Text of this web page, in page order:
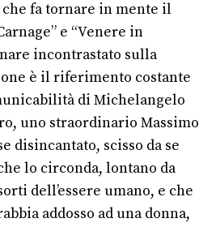
fa tornare in mente il
e “Venere in
incontrastato sulla
è il riferimento costante
di Michelangelo
uno straordinario Massimo
disincantato, scisso da se
lo circonda, lontano da
dell’essere umano, e che
addosso ad una donna,